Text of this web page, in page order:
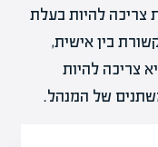
צריכה להיות בעלת
בין אישית,
צריכה להיות
של המנהל.